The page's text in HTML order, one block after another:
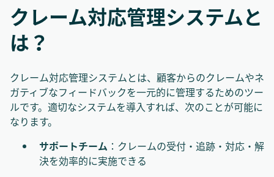
クレーム対応管理システムと
は？
クレーム対応管理システムとは、顧客からのクレームやネ
ガティブなフィードバックを一元的に管理するためのツー
ルです。適切なシステムを導入すれば、次のことが可能に
なります。
サポートチーム ：クレームの受付・追跡・対応・解
決を効率的に実施できる